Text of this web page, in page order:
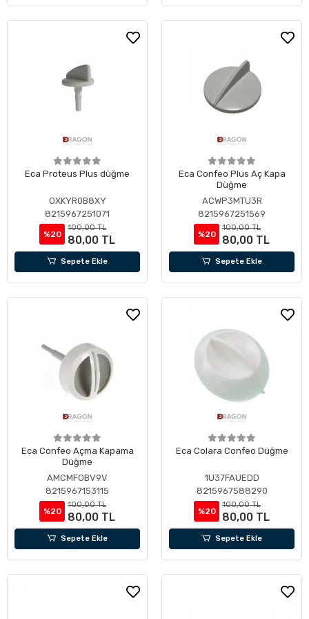
Eca Proteus Plus düğme
OXKYR0B8XY
8215967251071
%20
100,00 TL
80,00 TL
Sepete Ekle
Eca Confeo Plus Aç Kapa
Düğme
ACWP3MTU3R
8215967251569
%20
100,00 TL
80,00 TL
Sepete Ekle
Eca Confeo Açma Kapama
Düğme
AMCMFOBV9V
8215967153115
%20
100,00 TL
80,00 TL
Sepete Ekle
Eca Colara Confeo Düğme
1U37FAUEDD
8215967588290
%20
100,00 TL
80,00 TL
Sepete Ekle